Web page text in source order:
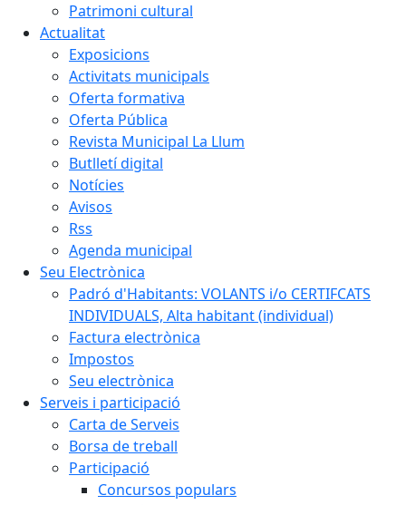
Patrimoni cultural
Actualitat
Exposicions
Activitats municipals
Oferta formativa
Oferta Pública
Revista Municipal La Llum
Butlletí digital
Notícies
Avisos
Rss
Agenda municipal
Seu Electrònica
Padró d'Habitants: VOLANTS i/o CERTIFCATS
INDIVIDUALS, Alta habitant (individual)
Factura electrònica
Impostos
Seu electrònica
Serveis i participació
Carta de Serveis
Borsa de treball
Participació
Concursos populars